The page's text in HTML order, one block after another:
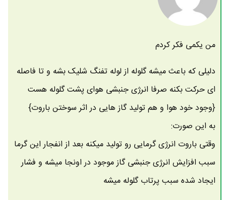
من یکمی فکر کردم
دلیلی که باعث میشه گلوله از لوله تفنگ شلیک بشه و تا فاصله
ای حرکت بکنه صرفا انرژی جنبشی هوای پشت گلوله هست
{وجود خود هوا و هم تولید گاز هایی در اثر سوختن باروت}
به این صورت:
وقتی باروت انرژی گرمایی رو تولید میکنه بعد از انفجار این گرما
سبب افزایش انرژی جنبشی گاز موجود در اونجا میشه و فشار
ایجاد شده سبب پرتاب گلوله میشه